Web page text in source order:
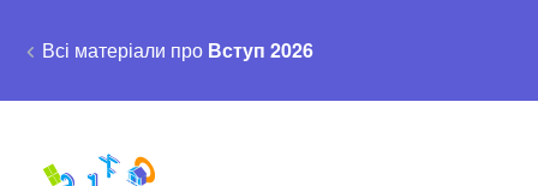
Всі матеріали про Вступ 2026